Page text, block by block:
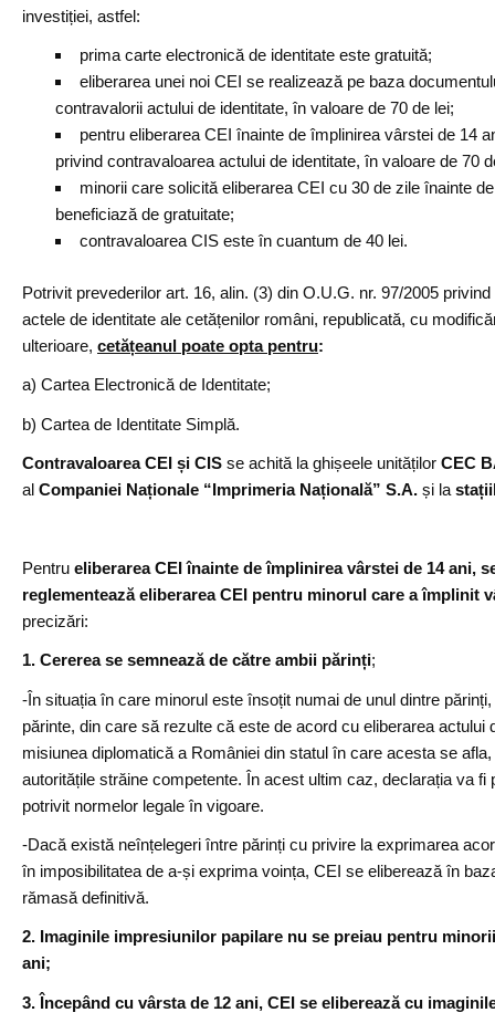
investiției, astfel:
prima carte electronică de identitate este gratuită;
eliberarea unei noi CEI se realizează pe baza
contravalorii actului de identitate, în valoare de 70 de lei;
pentru eliberarea CEI înainte de împlinirea vârstei de 14
privind contravaloarea actului de identitate, în valoare de 70
minorii care solicită eliberarea CEI cu 30 de zile înainte
beneficiază de gratuitate;
contravaloarea CIS este în cuantum de 40 lei.
Potrivit prevederilor art. 16, alin. (3) din O.U.G. nr. 97/2005
actele de identitate ale cetățenilor români, republicată, cu
ulterioare, cetățeanul poate opta pentru:
a) Cartea Electronică de Identitate;
b) Cartea de Identitate Simplă.
Contravaloarea CEI și CIS se achită la ghișeele unităților CEC
al Companiei Naționale “Imprimeria Națională” S.A. și la
Pentru eliberarea CEI înainte de împlinirea vârstei de 14 ani,
reglementează eliberarea CEI pentru minorul care a împlinit
precizări:
1. Cererea se semnează de către ambii părinți;
-În situația în care minorul este însoțit numai de unul dintre
părinte, din care să rezulte că este de acord cu eliberarea actului
misiunea diplomatică a României din statul în care acesta se
autoritățile străine competente. În acest ultim caz, declarația va fi
potrivit normelor legale în vigoare.
-Dacă există neînțelegeri între părinți cu privire la exprimarea
în imposibilitatea de a-și exprima voința, CEI se eliberează în
rămasă definitivă.
2. Imaginile impresiunilor papilare nu se preiau pentru
ani;
3. Începând cu vârsta de 12 ani, CEI se eliberează cu